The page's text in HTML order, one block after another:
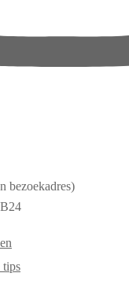
bezoekadres)
tips